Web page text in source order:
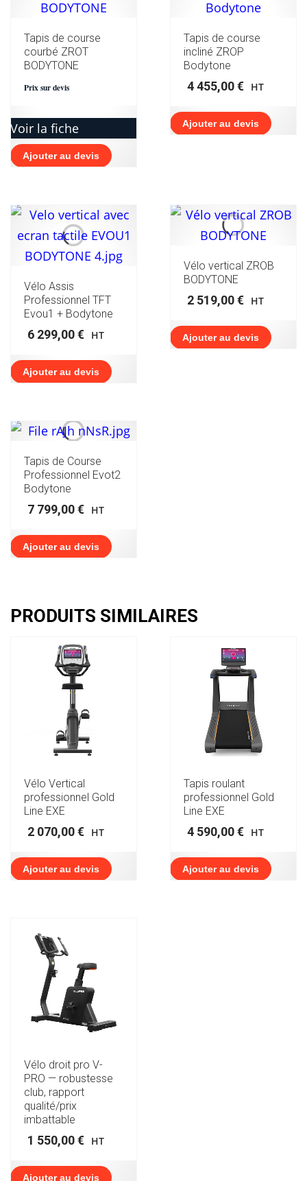
Tapis de course
courbé ZROT
BODYTONE
Prix sur devis
Voir la fiche
Ajouter au devis
Tapis de course
incliné ZROP
Bodytone
4 455,00€ HT
Ajouter au devis
Vélo Assis
Professionnel TFT
Evou1 + Bodytone
6 299,00€ HT
Ajouter au devis
Vélo vertical ZROB
BODYTONE
2 519,00€ HT
Ajouter au devis
Tapis de Course
Professionnel Evot2
Bodytone
7 799,00€ HT
Ajouter au devis
PRODUITS SIMILAIRES
Vélo Vertical
professionnel Gold
Line EXE
2 070,00€ HT
Ajouter au devis
Tapis roulant
professionnel Gold
Line EXE
4 590,00€ HT
Ajouter au devis
Vélo droit pro V-
PRO — robustesse
club, rapport
qualité/prix
imbattable
1 550,00€ HT
Ajouter au devis